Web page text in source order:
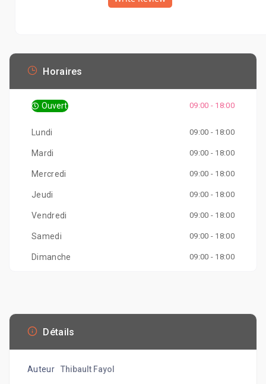
Horaires
Ouvert 09:00 - 18:00
Lundi 09:00 - 18:00
Mardi 09:00 - 18:00
Mercredi 09:00 - 18:00
Jeudi 09:00 - 18:00
Vendredi 09:00 - 18:00
Samedi 09:00 - 18:00
Dimanche 09:00 - 18:00
Détails
Auteur Thibault Fayol